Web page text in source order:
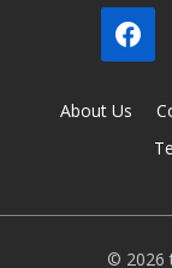
About Us
© 2026